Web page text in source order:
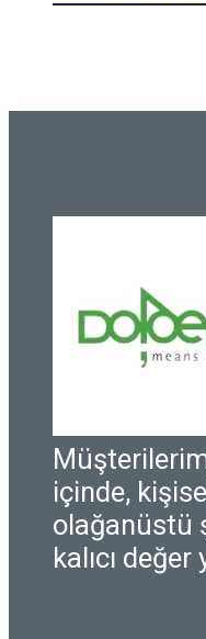
içinde,
olağanüstü
kalıcı